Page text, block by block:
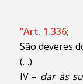
“Art. 1.336;
São deveres
(…)
IV – dar às